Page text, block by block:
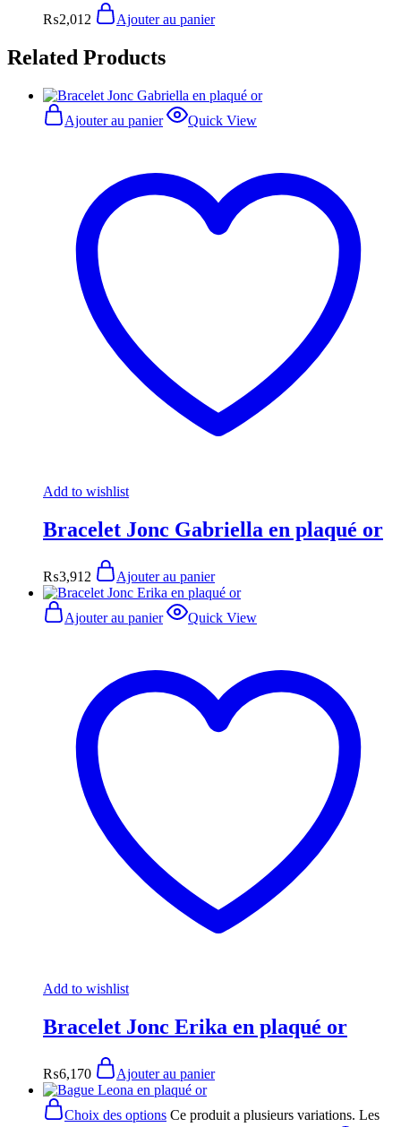
₨2,012 Ajouter au panier
Related Products
Ajouter au panier Quick View
Add to wishlist
Bracelet Jonc Gabriella en plaqué or
₨3,912 Ajouter au panier
Ajouter au panier Quick View
Add to wishlist
Bracelet Jonc Erika en plaqué or
₨6,170 Ajouter au panier
Choix des options Ce produit a plusieurs variations. Les